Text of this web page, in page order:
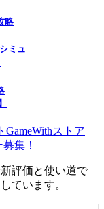
略
ミュ
ストア
集！
評価と使い道で
ています。